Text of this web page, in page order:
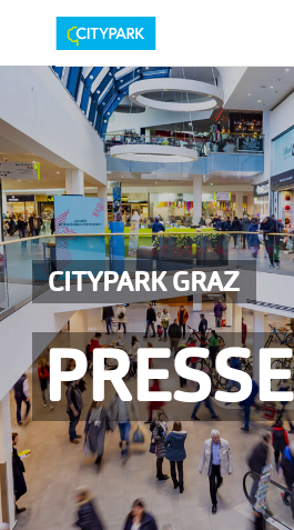
CITYPARK GRAZ
PRESSE
PRESSEAUSSENDUNGEN
MEDIAGALERIE
Fotos
Personen
Center
Service
Logos
Pressemappe
PRESSEKONTAKT